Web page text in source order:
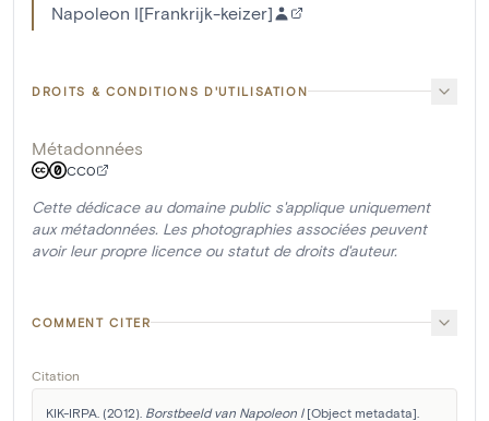
Napoleon I[Frankrijk-keizer]
DROITS & CONDITIONS D'UTILISATION
Métadonnées
CC0
Cette dédicace au domaine public s'applique uniquement
aux métadonnées. Les photographies associées peuvent
avoir leur propre licence ou statut de droits d'auteur.
COMMENT CITER
Citation
KIK-IRPA. (2012). Borstbeeld van Napoleon I [Object metadata].